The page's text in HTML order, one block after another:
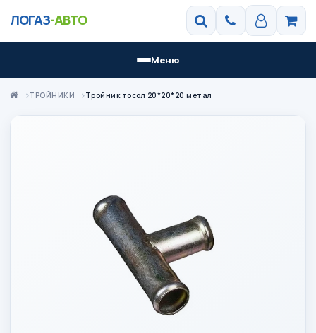
ЛОГАЗ-АВТО
Меню
ТРОЙНИКИ Тройник тосол 20*20*20 метал